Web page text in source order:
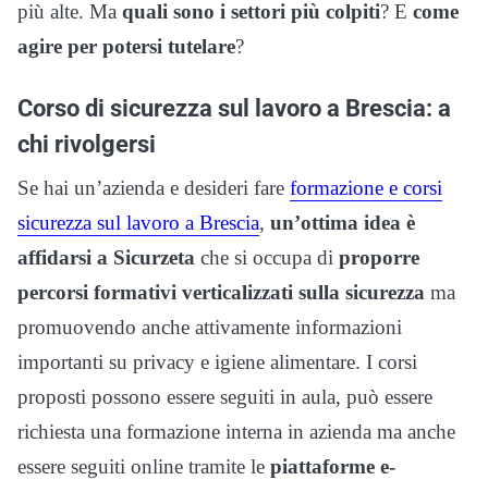
più alte. Ma quali sono i settori più colpiti? E come
agire per potersi tutelare?
Corso di sicurezza sul lavoro a Brescia: a
chi rivolgersi
Se hai un’azienda e desideri fare formazione e corsi
sicurezza sul lavoro a Brescia, un’ottima idea è
affidarsi a Sicurzeta che si occupa di proporre
percorsi formativi verticalizzati sulla sicurezza ma
promuovendo anche attivamente informazioni
importanti su privacy e igiene alimentare. I corsi
proposti possono essere seguiti in aula, può essere
richiesta una formazione interna in azienda ma anche
essere seguiti online tramite le piattaforme e-